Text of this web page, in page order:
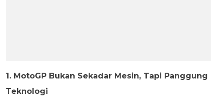
1. MotoGP Bukan Sekadar Mesin, Tapi Panggung
Teknologi